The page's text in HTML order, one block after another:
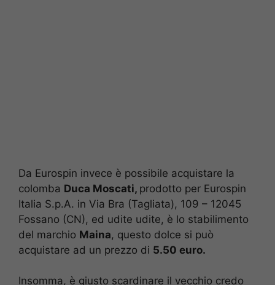
Da Eurospin invece è possibile acquistare la
colomba Duca Moscati, prodotto per Eurospin
Italia S.p.A. in Via Bra (Tagliata), 109 – 12045
Fossano (CN), ed udite udite, è lo stabilimento
del marchio Maina, questo dolce si può
acquistare ad un prezzo di 5.50 euro.
Insomma, è giusto scardinare il vecchio credo